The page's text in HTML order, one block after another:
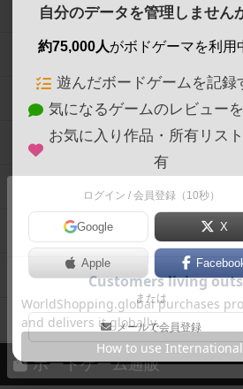
自分のデータを管理しません
約75,000人がボドゲーマを利用
遊んだボードゲームを記録
気になるゲームのレビュー
お気に入り作品・所有リス
有
ログイン / 会員登録（10秒）
Google X
Apple
または
メールで会員登録
ボードゲームを検索する
ボードゲームの新着レビュー
ボードゲーム会情報
メカニクス特集
掲示板・トピックス
ボドとも・会員一覧
ボードゲーム業界コラム
ボドゲーマご利用案内
ボードゲーム通販